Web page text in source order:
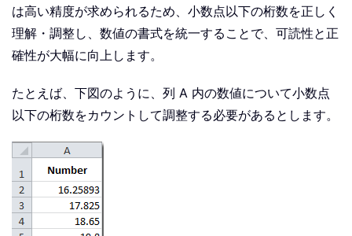
は高い精度が求められるため、小数点以下の桁数を正しく
理解・調整し、数値の書式を統一することで、可読性と正
確性が大幅に向上します。
たとえば、下図のように、列 A 内の数値について小数点
以下の桁数をカウントして調整する必要があるとします。